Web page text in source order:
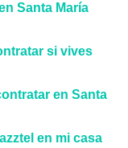
Santa María
si vives
en Santa
en mi casa